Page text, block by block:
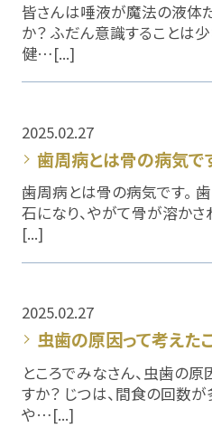
皆さんは唾液が魔法の液体
か？ ふだん意識することは
健…[...]
2025.02.27
歯周病とは骨の病気で
歯周病とは骨の病気です。
石になり、やがて骨が溶か
[...]
2025.02.27
虫歯の原因って考えた
ところでみなさん、虫歯の
すか？ じつは、間食の回数
や…[...]